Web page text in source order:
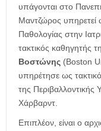
υπάγονται στο
Μαντζώρος υπηρετεί
Παθολογίας στην
τακτικός καθηγητής
Βοστώνης (Boston
υπηρέτησε ως
της Περιβαλλοντικής
Χάρβαρντ.
Επιπλέον, είναι ο